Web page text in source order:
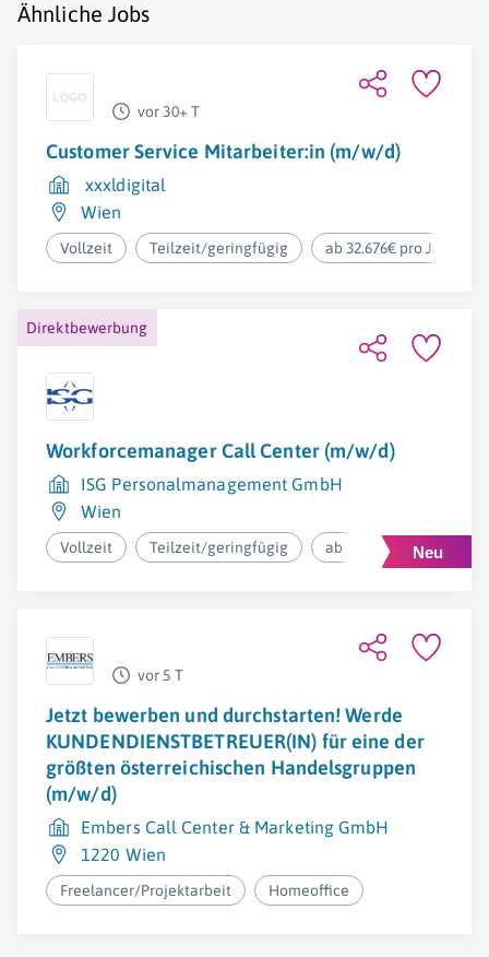
Ähnliche Jobs
vor 30+ T
Customer Service Mitarbeiter:in (m/w/d)
xxxldigital
Wien
Vollzeit Teilzeit/geringfügig ab 32.676€ pro Jahr
Direktbewerbung
Workforcemanager Call Center (m/w/d)
ISG Personalmanagement GmbH
Wien
Vollzeit Teilzeit/geringfügig ab 45.000€ pro Jahr
vor 5 T
Jetzt bewerben und durchstarten! Werde
KUNDENDIENSTBETREUER(IN) für eine der
größten österreichischen Handelsgruppen
(m/w/d)
Embers Call Center & Marketing GmbH
1220 Wien
Freelancer/Projektarbeit Homeoffice